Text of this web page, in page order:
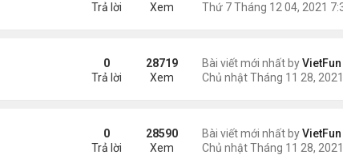
Trả lời
Xem
Bài viết mới nhất byVietFun
0
Trả lời
28719
Xem
Bài viết mới nhất byVietFun
0
Trả lời
28590
Xem